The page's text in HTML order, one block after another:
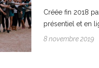
Créée fin 2018
présentiel et en
8 novembre 2019